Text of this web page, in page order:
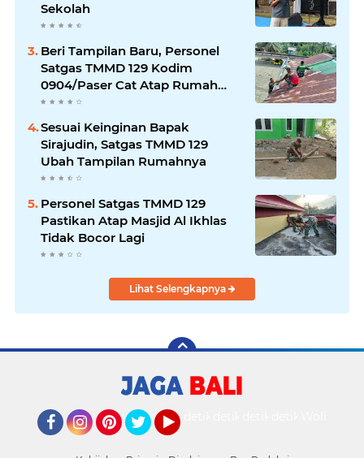
Sekolah
Beri Tampilan Baru, Personel
Satgas TMMD 129 Kodim
0904/Paser Cat Atap Rumah
Marbot
Sesuai Keinginan Bapak
Sirajudin, Satgas TMMD 129
Ubah Tampilan Rumahnya
Personel Satgas TMMD 129
Pastikan Atap Masjid Al Ikhlas
Tidak Bocor Lagi
Lihat Selengkapnya